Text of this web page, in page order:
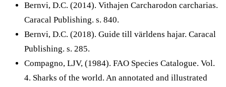
Bernvi, D.C. (2014). Vithajen Carcharodon carcharias.
Caracal Publishing. s. 840.
Bernvi, D.C. (2018). Guide till världens hajar. Caracal
Publishing. s. 285.
Compagno, LJV, (1984). FAO Species Catalogue. Vol.
4. Sharks of the world. An annotated and illustrated